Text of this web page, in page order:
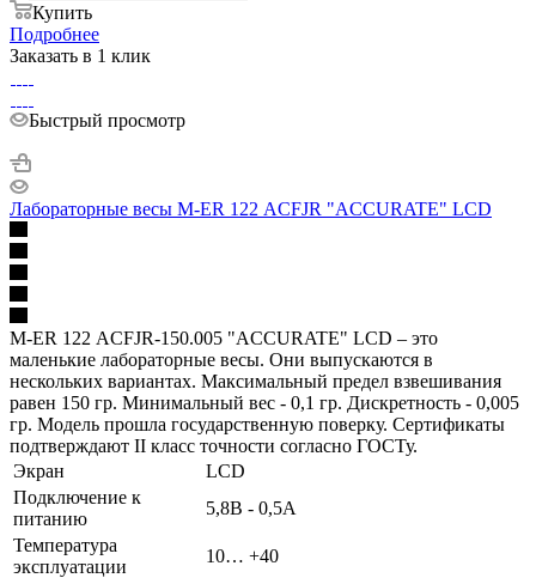
Купить
Подробнее
Заказать в 1 клик
Быстрый просмотр
Лабораторные весы M-ER 122 АCFJR "ACCURATE" LCD
M-ER 122 АCFJR-150.005 "ACCURATE" LСD – это
маленькие лабораторные весы. Они выпускаются в
нескольких вариантах. Максимальный предел взвешивания
равен 150 гр. Минимальный вес - 0,1 гр. Дискретность - 0,005
гр. Модель прошла государственную поверку. Сертификаты
подтверждают II класс точности согласно ГОСТу.
Экран
LCD
Подключение к
питанию
5,8В - 0,5А
Температура
эксплуатации
10… +40